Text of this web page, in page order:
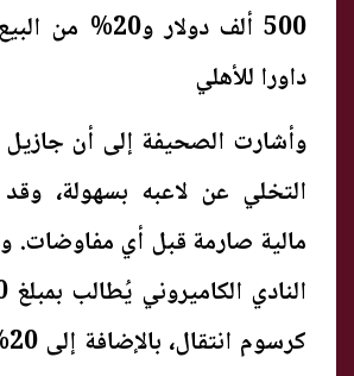
500 ألف دولار
داورا للأهلي
وأشارت الصحيفة إلى أن جازيل
التخلي عن لاعبه بسهولة،
مالية صارمة قبل أي مفاوضات.